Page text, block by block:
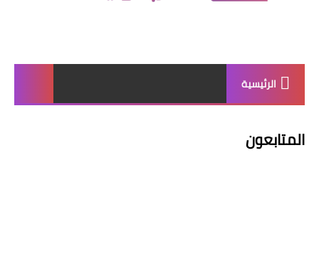
الرئيسية
المتابعون